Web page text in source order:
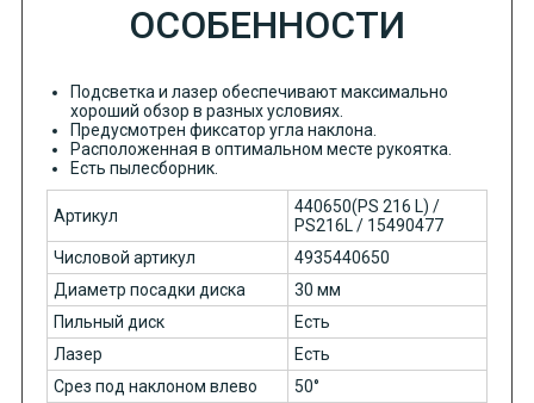
ОСОБЕННОСТИ
Подсветка и лазер обеспечивают максимально
хороший обзор в разных условиях.
Предусмотрен фиксатор угла наклона.
Расположенная в оптимальном месте рукоятка.
Есть пылесборник.
Артикул
440650(PS 216 L) /
PS216L / 15490477
Числовой артикул
4935440650
Диаметр посадки диска
30 мм
Пильный диск
Есть
Лазер
Есть
Срез под наклоном влево
50°